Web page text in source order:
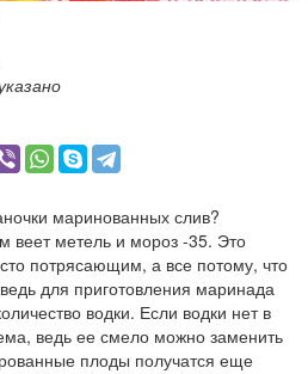
маринованных слив?
веет метель и мороз -35. Это
потрясающим, а все потому, что
для приготовления маринада
водки. Если водки нет в
ведь ее смело можно заменить
плоды получатся еще